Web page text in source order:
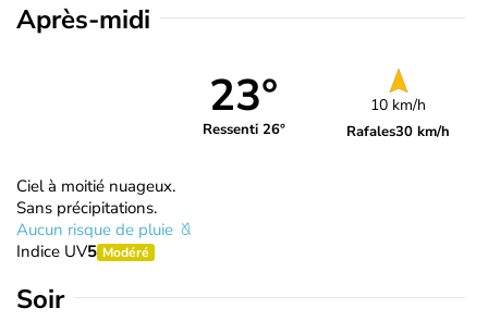
Après-midi
23°
Ressenti 26°
10 km/h
Rafales30 km/h
Ciel à moitié nuageux.
Sans précipitations.
Aucun risque de pluie
Indice UV5 Modéré
Soir